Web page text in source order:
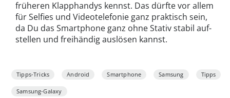
früheren Klap­phandys kennst. Das dürfte vor allem
für Self­ies und Videotele­fonie ganz prak­tisch sein,
da Du das Smart­phone ganz ohne Sta­tiv sta­bil auf­
stellen und frei­händig aus­lösen kannst.
Tipps-Tricks Android Smartphone Samsung Tipps
Samsung-Galaxy